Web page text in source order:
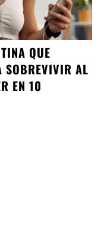
QUE
SOBREVIVIR AL
EN 10